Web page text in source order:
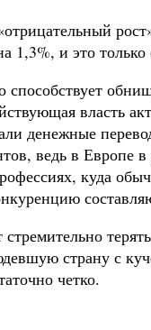
1,3%, и это
власть
денежные
ведь в
куда
страну с
четко.